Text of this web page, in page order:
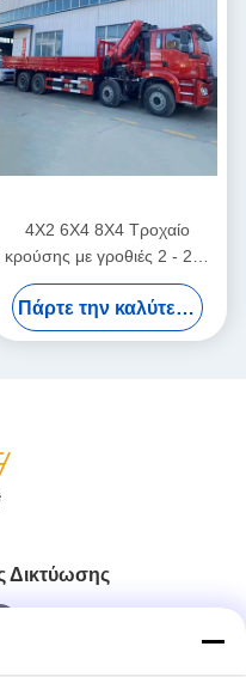
4X2 6X4 8X4 Τροχαίο
κρούσης με γροθιές 2 - 220
τόνων Τροχαίο με επίπεδα
σκαλιά
Πάρτε την καλύτερη τιμή
Δικτύωσης